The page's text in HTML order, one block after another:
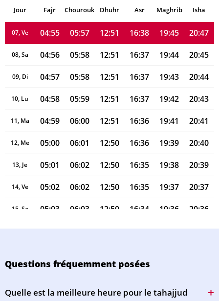
Jour Fajr Chourouk Dhuhr Asr Maghrib Isha
06, Je 04:54 05:56 12:51 16:38 19:46 20:48
07, Ve 04:55 05:57 12:51 16:38 19:45 20:47
08, Sa 04:56 05:58 12:51 16:37 19:44 20:45
09, Di 04:57 05:58 12:51 16:37 19:43 20:44
10, Lu 04:58 05:59 12:51 16:37 19:42 20:43
11, Ma 04:59 06:00 12:51 16:36 19:41 20:41
12, Me 05:00 06:01 12:50 16:36 19:39 20:40
13, Je 05:01 06:02 12:50 16:35 19:38 20:39
14, Ve 05:02 06:02 12:50 16:35 19:37 20:37
15, Sa 05:03 06:03 12:50 16:34 19:36 20:36
16, Di 05:04 06:04 12:50 16:34 19:35 20:35
19, Me 05:07 06:06 12:49 16:32 19:31
Questions fréquemment posées
Quelle est la meilleure heure pour le tahajjud